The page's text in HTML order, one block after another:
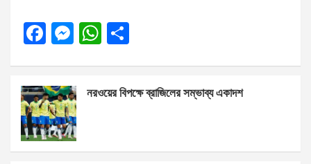
F
b
o
o
M
n
g
er
W
s
e
নরওয়ের বিপক্ষে ব্রাজিলের সম্ভাব্য একাদশ